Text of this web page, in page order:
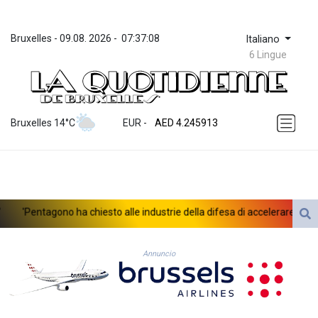
Bruxelles - 09.08. 2026 - 07:37:08 Italiano
6 Lingue
Bruxelles 14°C EUR -
ZWL 372.275202
AED 4.245913
AFN 76.887634
ARS 1724.882567
AUD 1.638747
AZN 1.97002
BAM 1.955776
BBD 2.321671
BDT 142.688227
'Pentagono ha chiesto alle industrie della difesa di accelerare la
Annuncio